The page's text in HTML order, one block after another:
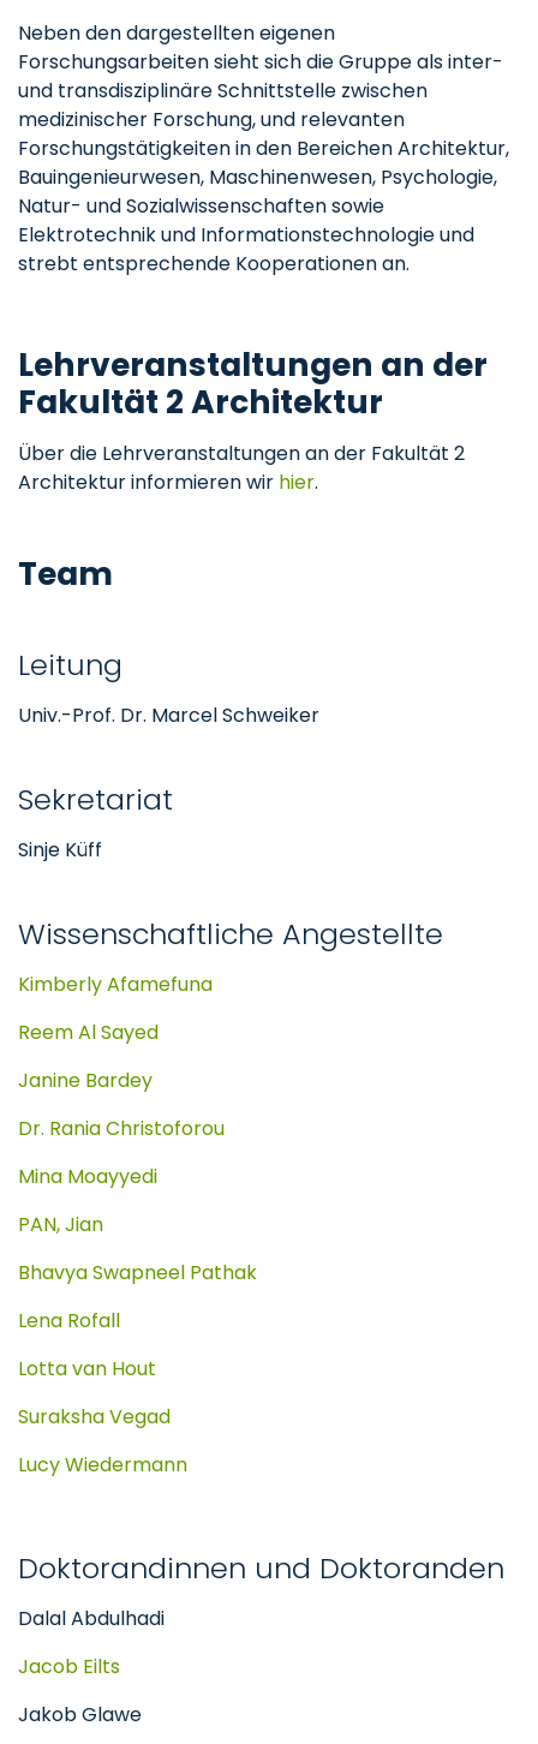
Neben den dargestellten eigenen
Forschungsarbeiten sieht sich die Gruppe als inter-
und transdisziplinäre Schnittstelle zwischen
medizinischer Forschung, und relevanten
Forschungstätigkeiten in den Bereichen Architektur,
Bauingenieurwesen, Maschinenwesen, Psychologie,
Natur- und Sozialwissenschaften sowie
Elektrotechnik und Informationstechnologie und
strebt entsprechende Kooperationen an.
Lehrveranstaltungen an der
Fakultät 2 Architektur
Über die Lehrveranstaltungen an der Fakultät 2
Architektur informieren wir hier.
Team
Leitung
Univ.-Prof. Dr. Marcel Schweiker
Sekretariat
Sinje Küff
Wissenschaftliche Angestellte
Kimberly Afamefuna
Reem Al Sayed
Janine Bardey
Dr. Rania Christoforou
Mina Moayyedi
PAN, Jian
Bhavya Swapneel Pathak
Lena Rofall
Lotta van Hout
Suraksha Vegad
Lucy Wiedermann
Doktorandinnen und Doktoranden
Dalal Abdulhadi
Jacob Eilts
Jakob Glawe